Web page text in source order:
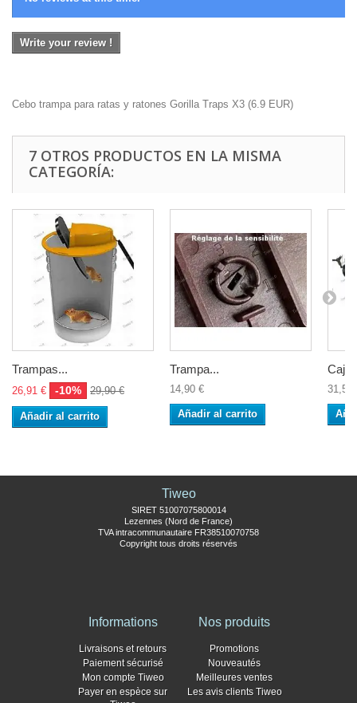
Write your review !
Cebo trampa para ratas y ratones Gorilla Traps X3 (6.9 EUR)
7 OTROS PRODUCTOS EN LA MISMA
CATEGORÍA:
Trampas...
26,91 € -10% 29,90 €
Añadir al carrito
Trampa...
14,90 €
Añadir al carrito
Caja
31,50
Tiweo
SIRET 51007075800014
Lezennes (Nord de France)
TVA intracommunautaire FR38510070758
Copyright tous droits réservés
Informations
Livraisons et retours
Paiement sécurisé
Mon compte Tiweo
Payer en espèce sur
Nos produits
Promotions
Nouveautés
Meilleures ventes
Les avis clients Tiweo